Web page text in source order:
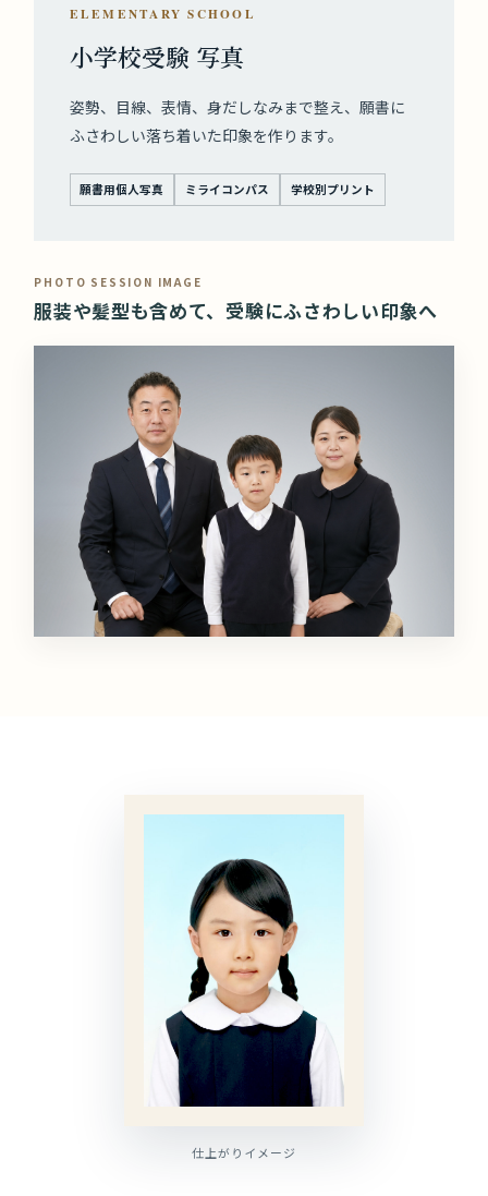
ELEMENTARY SCHOOL
小学校受験 写真
姿勢、目線、表情、身だしなみまで整え、願書に
ふさわしい落ち着いた印象を作ります。
願書用個人写真 ミライコンパス 学校別プリント
PHOTO SESSION IMAGE
服装や髪型も含めて、受験にふさわしい印象へ
仕上がりイメージ